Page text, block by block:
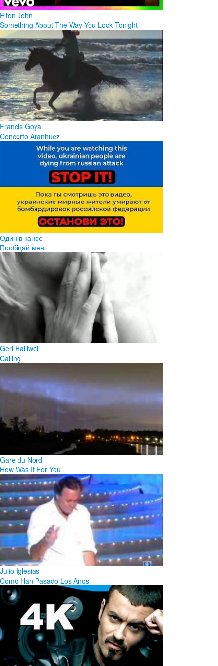
Elton John
Something About The Way You Look Tonight
Francis Goya
Concerto Aranhuez
Один в каное
Пообіцяй мені
Geri Halliwell
Calling
Gare du Nord
How Was It For You
Julio Iglesias
Como Han Pasado Los Anos